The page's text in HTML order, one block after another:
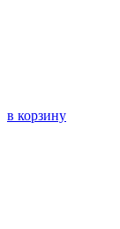
в корзину